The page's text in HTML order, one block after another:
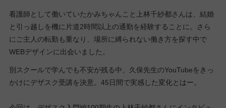
看護師として働いていたかみちゃんこと上林千紗都さんは、結婚
と引っ越しを機に片道2時間以上の通勤を経験することに。さら
にご主人の転勤も重なり、場所に縛られない働き方を探す中で
WEBデザインに出会いました。
別スクールで学んでも不安が残る中、久保先生のYouTubeをきっ
かけにデザスク受講を決意。45日間で実感した変化とはー。